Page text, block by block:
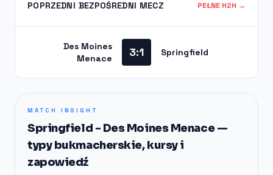
POPRZEDNI BEZPOŚREDNI MECZ PEŁNE H2H →
Des Moines
Menace
3:1 Springfield
MATCH INSIGHT
Springfield - Des Moines Menace —
typy bukmacherskie, kursy i
zapowiedź